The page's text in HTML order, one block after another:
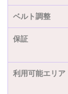
ベルト調整
保証
利用可能エリア